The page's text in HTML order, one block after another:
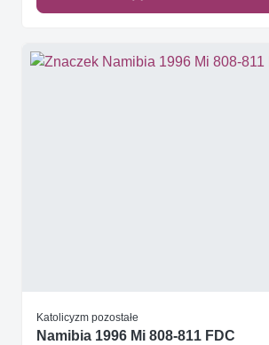
Katolicyzm pozostałe
Namibia 1996 Mi 808-811 FDC